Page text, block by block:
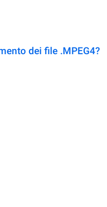
dei file .MPEG4?